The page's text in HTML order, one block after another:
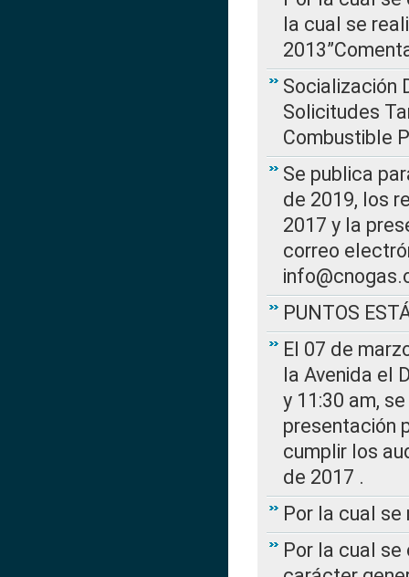
la cual se
Socialización
Solicitudes
Combustible
Se publica
de 2019, los
2017 y la
correo
PUNTOS
El 07 de
la Avenida el
y 11:30 am,
presentación
cumplir los
de 2017 .
Por la cual se
Por la cual